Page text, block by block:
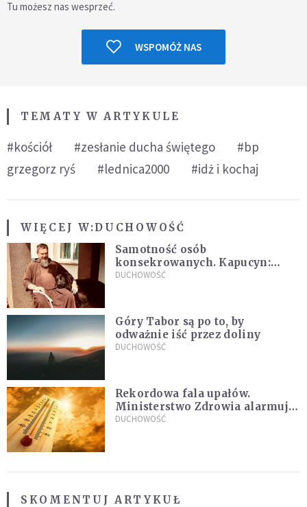
Tu możesz nas wesprzeć.
WSPOMÓŻ NAS
TEMATY W ARTYKULE
#kościół #zesłanie ducha świętego
#bp
grzegorz ryś
#lednica2000 #idż i kochaj
WIĘCEJ W:DUCHOWOŚĆ
Samotność osób
konsekrowanych. Kapucyn:
Życie w pojedynkę rzadko jest
DUCHOWOŚĆ
Góry Tabor są po to, by
odważnie iść przez doliny
DUCHOWOŚĆ
Rekordowa fala upałów.
Ministerstwo Zdrowia alarmuje
po doświadczeniach z czerwca
DUCHOWOŚĆ
SKOMENTUJ ARTYKUŁ